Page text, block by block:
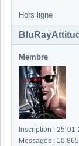
Hors ligne
Membre
Inscription : 25-
Messages : 10 865